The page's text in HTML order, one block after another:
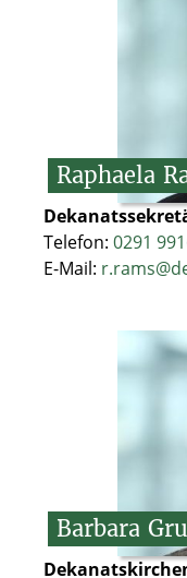
Raphaela
Telefon: 0291
E-Mail:
Barbara